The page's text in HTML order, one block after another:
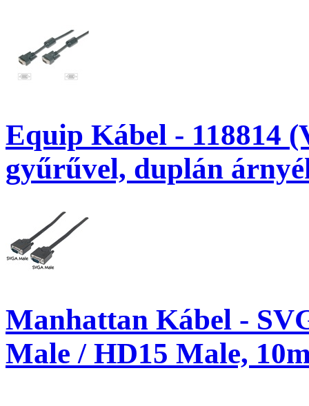
Equip Kábel - 118814
gyűrűvel, duplán
Manhattan Kábel -
Male / HD15 Male,